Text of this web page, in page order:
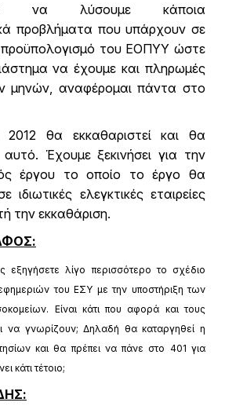
να λύσουμε κάποια
προβλήματα που υπάρχουν σε
του ΕΟΠΥΥ ώστε
να έχουμε και πληρωμές
μηνών, αναφέρομαι πάντα στο
θα εκκαθαριστεί και θα
Έχουμε ξεκινήσει για την
έργου το οποίο το έργο θα
ιδιωτικές ελεγκτικές εταιρείες
την εκκαθάριση.
λίγο περισσότερο το σχέδιο
του ΕΣΥ με την υποστήριξη των
Είναι κάτι που αφορά και τους
να γνωρίζουν; Δηλαδή θα καταργηθεί η
και θα πρέπει να πάνε στο 401 για
κάτι τέτοιο;